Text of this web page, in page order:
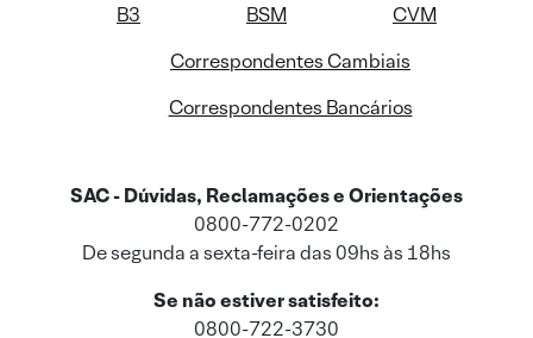
B3 BSM
CVM
Correspondentes Cambiais
Correspondentes Bancários
SAC - Dúvidas, Reclamações e Orientações
0800-772-0202
De segunda a sexta-feira das 09hs às 18hs
Se não estiver satisfeito:
0800-722-3730